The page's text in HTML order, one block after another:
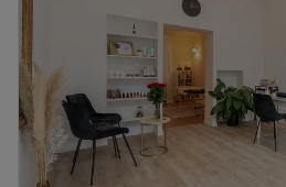
Zaterdag
Zondag
Sfeer in de salon: Relaxte
Merken en producten: The
Balance.